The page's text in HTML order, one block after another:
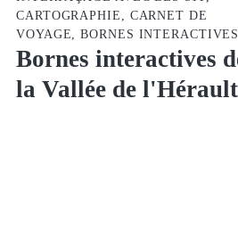
INTERFAÇAGE AVEC LES SIT,
CARTOGRAPHIE, CARNET DE
VOYAGE, BORNES INTERACTIVES
Bornes interactives